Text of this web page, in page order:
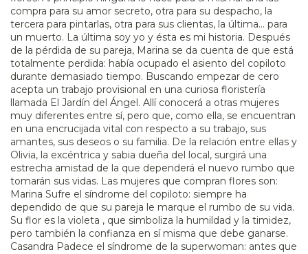
compra para su amor secreto, otra para su despacho, la
tercera para pintarlas, otra para sus clientas, la última... para
un muerto. La última soy yo y ésta es mi historia. Después
de la pérdida de su pareja, Marina se da cuenta de que está
totalmente perdida: había ocupado el asiento del copiloto
durante demasiado tiempo. Buscando empezar de cero
acepta un trabajo provisional en una curiosa floristería
llamada El Jardín del Ángel. Allí conocerá a otras mujeres
muy diferentes entre sí, pero que, como ella, se encuentran
en una encrucijada vital con respecto a su trabajo, sus
amantes, sus deseos o su familia. De la relación entre ellas y
Olivia, la excéntrica y sabia dueña del local, surgirá una
estrecha amistad de la que dependerá el nuevo rumbo que
tomarán sus vidas. Las mujeres que compran flores son:
Marina Sufre el síndrome del copiloto: siempre ha
dependido de que su pareja le marque el rumbo de su vida.
Su flor es la violeta , que simboliza la humildad y la timidez,
pero también la confianza en sí misma que debe ganarse.
Casandra Padece el síndrome de la superwoman: antes que